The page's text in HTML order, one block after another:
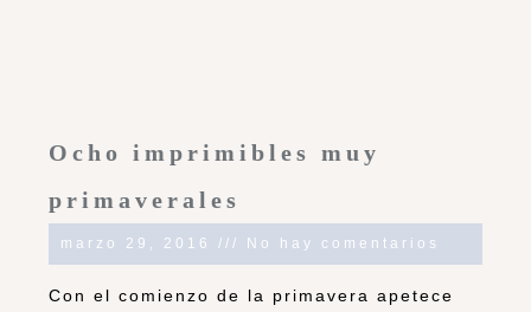
Ocho imprimibles muy
primaverales
marzo 29, 2016 No hay comentarios
Con el comienzo de la primavera apetece